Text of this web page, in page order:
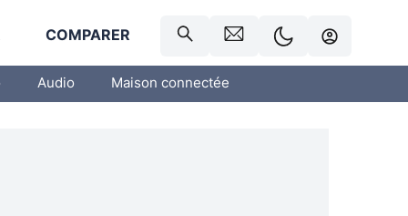
COMPARER
Audio Maison connectée